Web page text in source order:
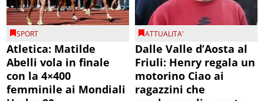
SPORT
Atletica: Matilde
Abelli vola in finale
con la 4×400
femminile ai Mondiali
ATTUALITA'
Dalle Valle d’Aosta al
Friuli: Henry regala un
motorino Ciao ai
ragazzini che